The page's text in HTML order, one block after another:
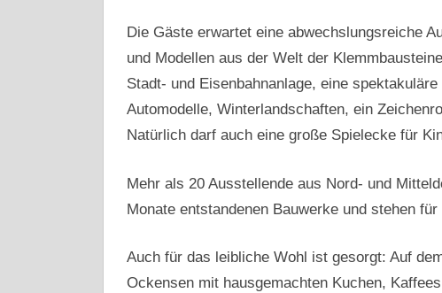
Die Gäste erwartet eine abwechslungsreiche
und Modellen aus der Welt der
Stadt- und Eisenbahnanlage, eine
Automodelle, Winterlandschaften, ein
Natürlich darf auch eine große Spielecke für
Mehr als 20 Ausstellende aus Nord- und
Monate entstandenen Bauwerke und stehen
Auch für das leibliche Wohl ist gesorgt: Auf
Ockensen mit hausgemachten Kuchen,